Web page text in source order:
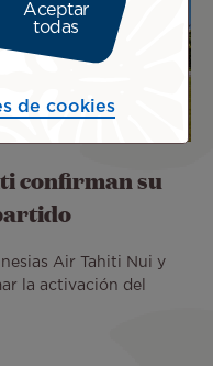
confirman su
Air Tahiti Nui y
la activación del
Aceptar
todas
de cookies